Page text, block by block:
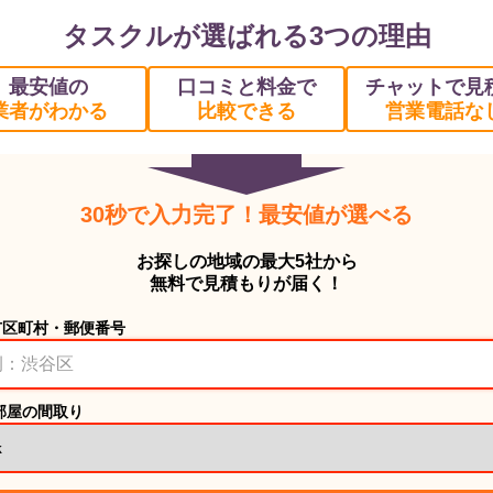
タスクルが選ばれる3つの理由
最安値の
者がわかる
口コミと料金で
比較できる
チャットで見
営業電話な
30秒で入力完了！最安値が選べる
お探しの地域の最大5社から
無料で見積もりが届く！
町村・郵便番号
の間取り